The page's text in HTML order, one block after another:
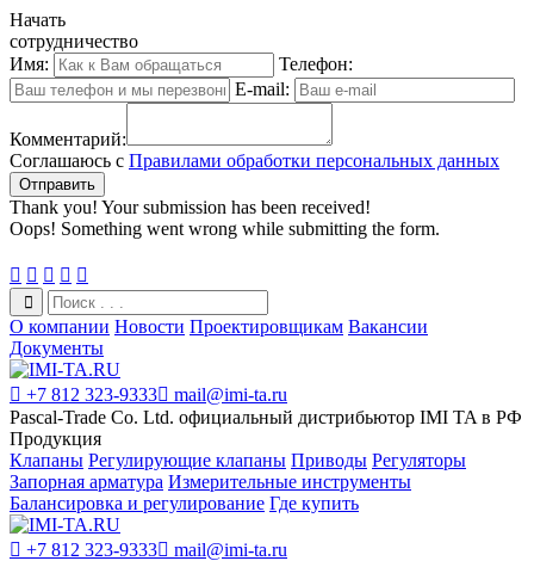
Начать
сотрудничество
Имя:
Телефон:
E-mail:
Комментарий:
Соглашаюсь с Правилами обработки персональных данных
Thank you! Your submission has been received!
Oops! Something went wrong while submitting the form.
    
О компании Новости Проектировщикам Вакансии
Документы
 +7 812 323-9333 mail@imi-ta.ru
Pascal-Trade Co. Ltd. официальный дистрибьютор IMI TA в РФ
Продукция
Клапаны Регулирующие клапаны Приводы Регуляторы
Запорная арматура Измерительные инструменты
Балансировка и регулирование Где купить
 +7 812 323-9333 mail@imi-ta.ru